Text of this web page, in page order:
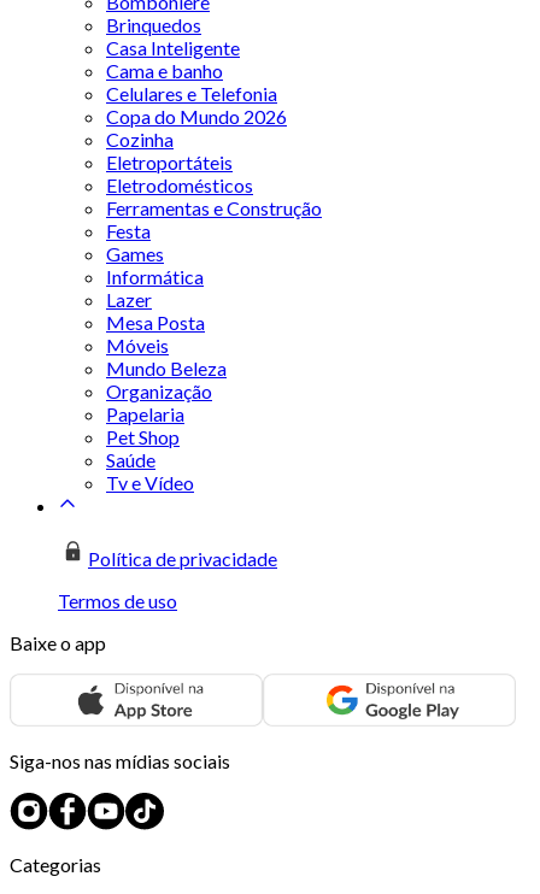
Brinquedos
Casa Inteligente
Cama e banho
Celulares e Telefonia
Copa do Mundo 2026
Cozinha
Eletroportáteis
Eletrodomésticos
Ferramentas e Construção
Festa
Games
Informática
Lazer
Mesa Posta
Móveis
Mundo Beleza
Organização
Papelaria
Pet Shop
Saúde
Tv e Vídeo
Política de privacidade
Termos de uso
Baixe o app
Siga-nos nas mídias sociais
Categorias